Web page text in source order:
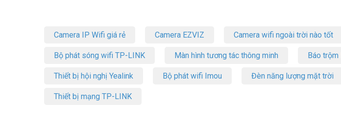
Camera IP Wifi giá rẻ Camera EZVIZ Camera wifi ngoài trời nào tốt
Bộ phát sóng wifi TP-LINK Màn hình tương tác thông minh Báo
Thiết bị hội nghị Yealink Bộ phát wifi Imou Đèn năng lượng mặt trời
Thiết bị mạng TP-LINK